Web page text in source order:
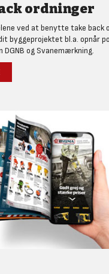
ordninger
ved at benytte take back
byggeprojektet bl.a. opnår
DGNB og Svanemærkning.